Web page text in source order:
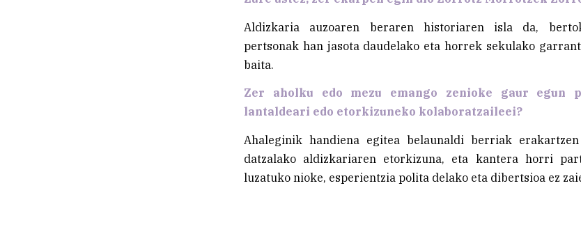
Aldizkaria auzoaren beraren historiaren isla da,
pertsonak han jasota daudelako eta horrek sekulako
baita.
Zer aholku edo mezu emango zenioke gaur egun
lantaldeari edo etorkizuneko kolaboratzaileei?
Ahaleginik handiena egitea belaunaldi berriak
datzalako aldizkariaren etorkizuna, eta kantera horri
luzatuko nioke, esperientzia polita delako eta dibertsioa ez